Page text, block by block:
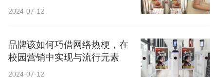
2024-07-12
品牌该如何巧借网络热梗，在
校园营销中实现与流行元素
2024-07-12